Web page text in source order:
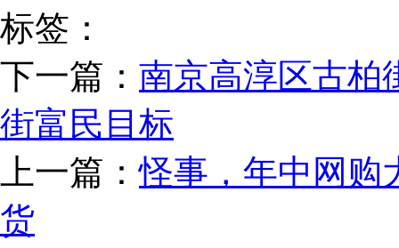
标签：
下一篇： 南京高淳区古柏
街富民目标
上一篇：怪事，年中网购
货